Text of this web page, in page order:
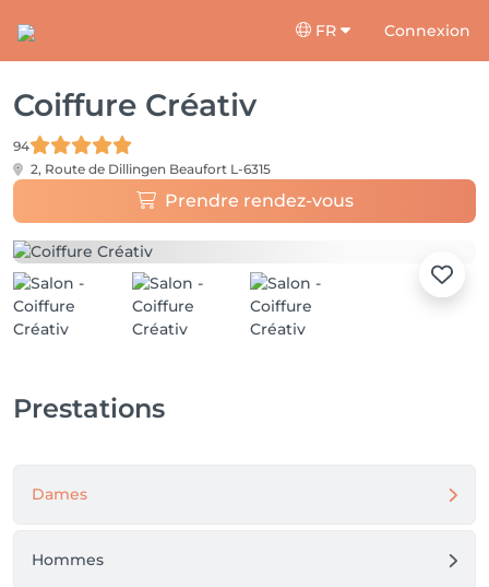
FR Connexion
Coiffure Créativ
94
2, Route de Dillingen Beaufort L-6315
Prendre rendez-vous
Prestations
Dames
Hommes